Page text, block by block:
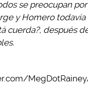
se preocupan
y Homero todavía
cuerda?, después